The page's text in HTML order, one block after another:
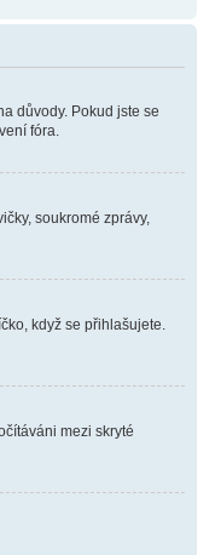
důvody. Pokud jste se
fóra.
soukromé zprávy,
když se přihlašujete.
mezi skryté